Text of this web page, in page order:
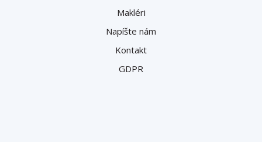
Makléri
Napíšte nám
Kontakt
GDPR